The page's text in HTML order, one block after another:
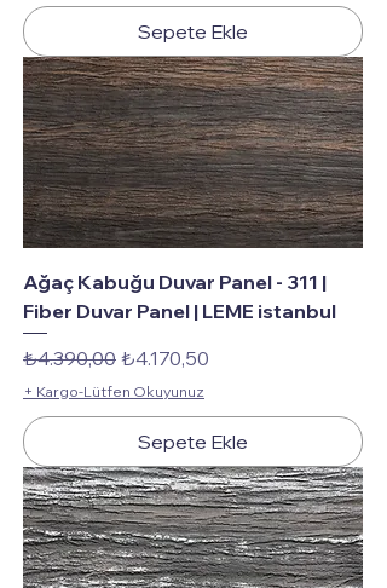
Sepete Ekle
Ağaç Kabuğu Duvar Panel - 311 |
Fiber Duvar Panel | LEME istanbul
Normal Fiyat
₺4.390,00 İndirimli Fiyat
₺4.170,50
+ Kargo-Lütfen Okuyunuz
Sepete Ekle